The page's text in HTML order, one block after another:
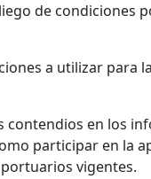
de condiciones
a utilizar para
en los
participar en la
vigentes.